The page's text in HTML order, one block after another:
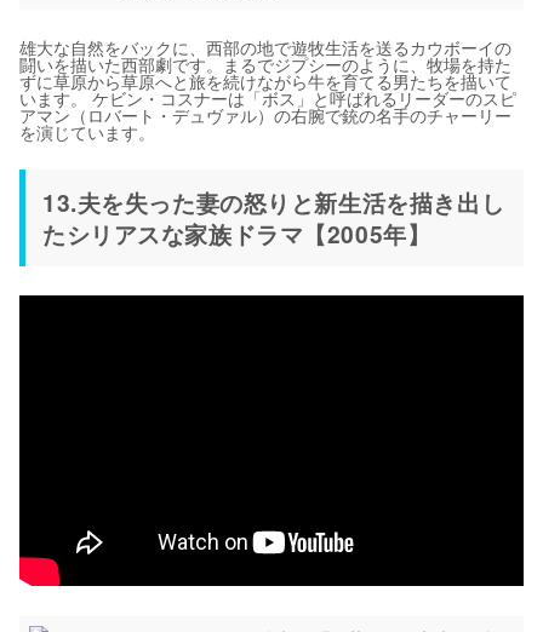
雄大な自然をバックに、西部の地で遊牧生活を送るカウボーイの
闘いを描いた西部劇です。まるでジプシーのように、牧場を持た
ずに草原から草原へと旅を続けながら牛を育てる男たちを描いて
います。 ケビン・コスナーは「ボス」と呼ばれるリーダーのスピ
アマン（ロバート・デュヴァル）の右腕で銃の名手のチャーリー
を演じています。
13.夫を失った妻の怒りと新生活を描き出し
たシリアスな家族ドラマ【2005年】